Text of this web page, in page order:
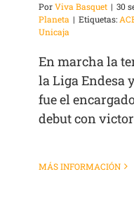
PorViva Basquet | 30
Planeta | Etiquetas:
Unicaja
En marcha la
la Liga Endesa
fue el
debut con
MÁS INFORMACIÓN